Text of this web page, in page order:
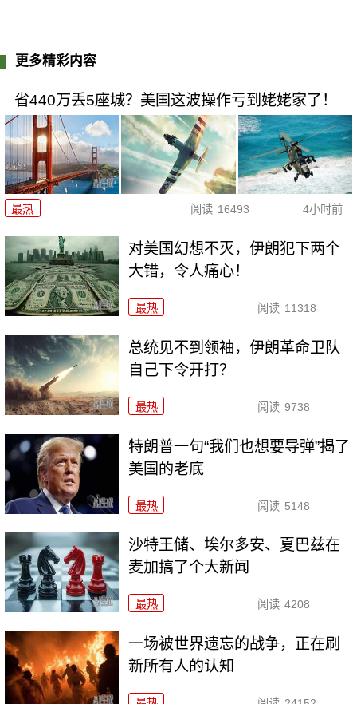
更多精彩内容
省440万丢5座城？美国这波操作亏到姥姥家了！
最热 阅读 16493 4小时前
对美国幻想不灭，伊朗犯下两个
大错，令人痛心！
最热 阅读 11318
总统见不到领袖，伊朗革命卫队
自己下令开打？
最热 阅读 9738
特朗普一句“我们也想要导弹”揭了
美国的老底
最热 阅读 5148
沙特王储、埃尔多安、夏巴兹在
麦加搞了个大新闻
最热 阅读 4208
一场被世界遗忘的战争，正在刷
新所有人的认知